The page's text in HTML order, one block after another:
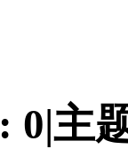
0|主